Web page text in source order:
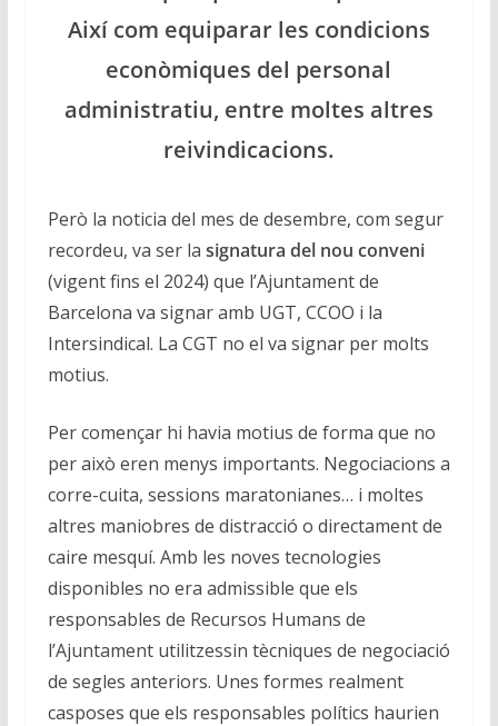
Així com equiparar les condicions
econòmiques del personal
administratiu, entre moltes altres
reivindicacions.
Però la noticia del mes de desembre, com segur
recordeu, va ser la signatura del nou conveni
(vigent fins el 2024) que l’Ajuntament de
Barcelona va signar amb UGT, CCOO i la
Intersindical. La CGT no el va signar per molts
motius.
Per començar hi havia motius de forma que no
per això eren menys importants. Negociacions a
corre-cuita, sessions maratonianes… i moltes
altres maniobres de distracció o directament de
caire mesquí. Amb les noves tecnologies
disponibles no era admissible que els
responsables de Recursos Humans de
l’Ajuntament utilitzessin tècniques de negociació
de segles anteriors. Unes formes realment
casposes que els responsables polítics haurien